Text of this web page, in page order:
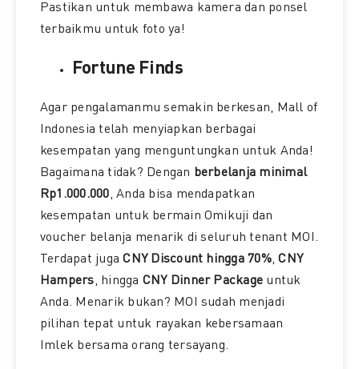
Pastikan untuk membawa kamera dan ponsel
terbaikmu untuk foto ya!
Fortune Finds
Agar pengalamanmu semakin berkesan, Mall of
Indonesia telah menyiapkan berbagai
kesempatan yang menguntungkan untuk Anda!
Bagaimana tidak? Dengan berbelanja minimal
Rp1.000.000, Anda bisa mendapatkan
kesempatan untuk bermain Omikuji dan
voucher belanja menarik di seluruh tenant MOI.
Terdapat jugaCNY Discount hingga 70%, CNY
Hampers, hingga CNY Dinner Package untuk
Anda. Menarik bukan? MOI sudah menjadi
pilihan tepat untuk rayakan kebersamaan
Imlek bersama orang tersayang.